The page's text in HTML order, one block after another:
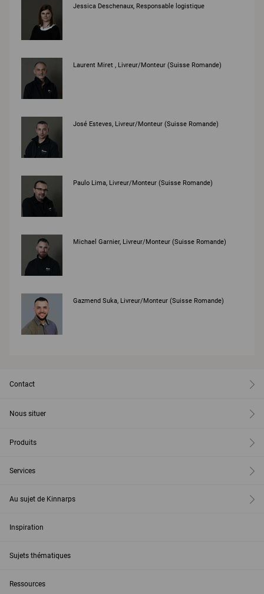
Jessica Deschenaux, Responsable logistique
Laurent Miret , Livreur/Monteur (Suisse Romande)
José Esteves, Livreur/Monteur (Suisse Romande)
Paulo Lima, Livreur/Monteur (Suisse Romande)
Michael Garnier, Livreur/Monteur (Suisse Romande)
Gazmend Suka, Livreur/Monteur (Suisse Romande)
Contact
Nous situer
Produits
Services
Au sujet de Kinnarps
Inspiration
Sujets thématiques
Ressources